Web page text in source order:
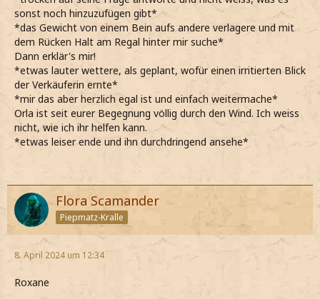
sonst noch hinzuzufügen gibt*
*das Gewicht von einem Bein aufs andere verlagere und mit
dem Rücken Halt am Regal hinter mir suche*
Dann erklär's mir!
*etwas lauter wettere, als geplant, wofür einen irritierten Blick
der Verkäuferin ernte*
*mir das aber herzlich egal ist und einfach weitermache*
Orla ist seit eurer Begegnung völlig durch den Wind. Ich weiss
nicht, wie ich ihr helfen kann.
*etwas leiser ende und ihn durchdringend ansehe*
Flora Scamander
Piepmatz-Kralle
8. April 2024 um 12:34
Roxane